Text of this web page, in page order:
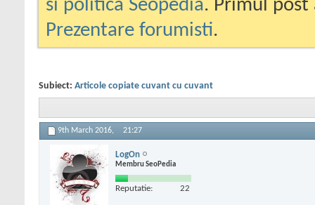
si politica Seopedia. Primul
Prezentare forumisti.
Subiect: Articole copiate cuvant cu cuvant
9th March 2016, 21:27
LogOn
Membru SeoPedia
Reputatie: 22